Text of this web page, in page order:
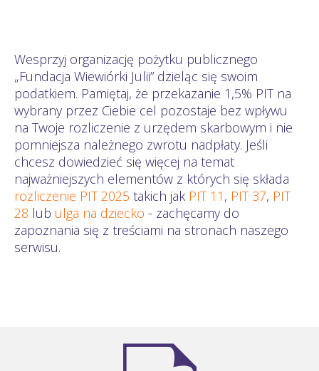
Wesprzyj organizację pożytku publicznego
„Fundacja Wiewiórki Julii” dzieląc się swoim
podatkiem. Pamiętaj, że przekazanie 1,5% PIT na
wybrany przez Ciebie cel pozostaje bez wpływu
na Twoje rozliczenie z urzędem skarbowym i nie
pomniejsza należnego zwrotu nadpłaty. Jeśli
chcesz dowiedzieć się więcej na temat
najważniejszych elementów z których się składa
rozliczenie PIT 2025 takich jak PIT 11 , PIT 37, PIT
28 lub ulga na dziecko - zachęcamy do
zapoznania się z treściami na stronach naszego
serwisu.